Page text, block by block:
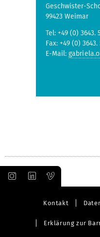
Geschwister-
99423 Weimar
Tel: +49 (0) 3643.
Fax: +49 (0) 3643.
E-Mail:
Kontakt
Erklärung zur